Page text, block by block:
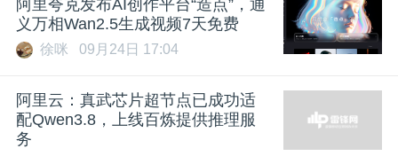
阿里夸克发布AI创作平台“造点”，通
义万相Wan2.5生成视频7天免费
徐咪 09月24日 17:04
阿里云：真武芯片超节点已成功适
配Qwen3.8，上线百炼提供推理服
务